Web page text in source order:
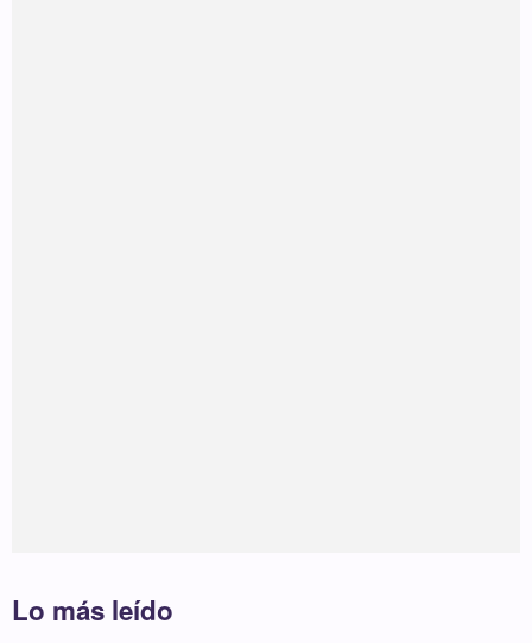
Lo más leído